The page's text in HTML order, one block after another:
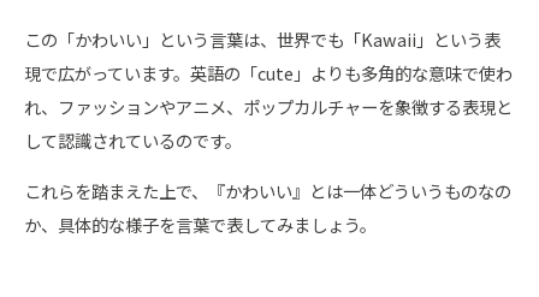
この「かわいい」という言葉は、世界でも「Kawaii」という表
現で広がっています。英語の「cute」よりも多角的な意味で使わ
れ、ファッションやアニメ、ポップカルチャーを象徴する表現と
して認識されているのです。
これらを踏まえた上で、『かわいい』とは一体どういうものなの
か、具体的な様子を言葉で表してみましょう。